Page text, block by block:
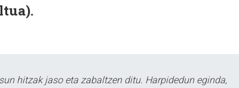
hitzak jaso eta zabaltzen ditu. Harpidedun eginda,